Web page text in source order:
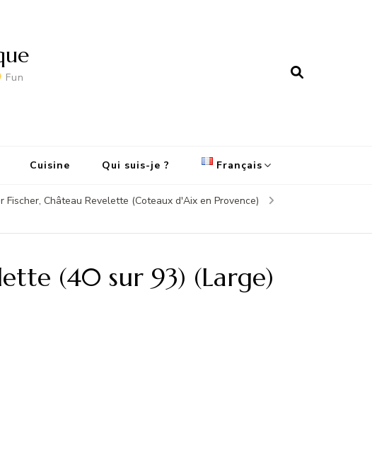
Fun
Cuisine Qui suis-je ? Français
English
Château Revelette (Coteaux d'Aix en Provence)
(40 sur 93) (Large)